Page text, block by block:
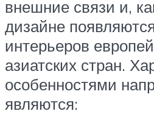
внешние связи и,
дизайне
интерьеров
азиатских стран.
особенностями
являются: